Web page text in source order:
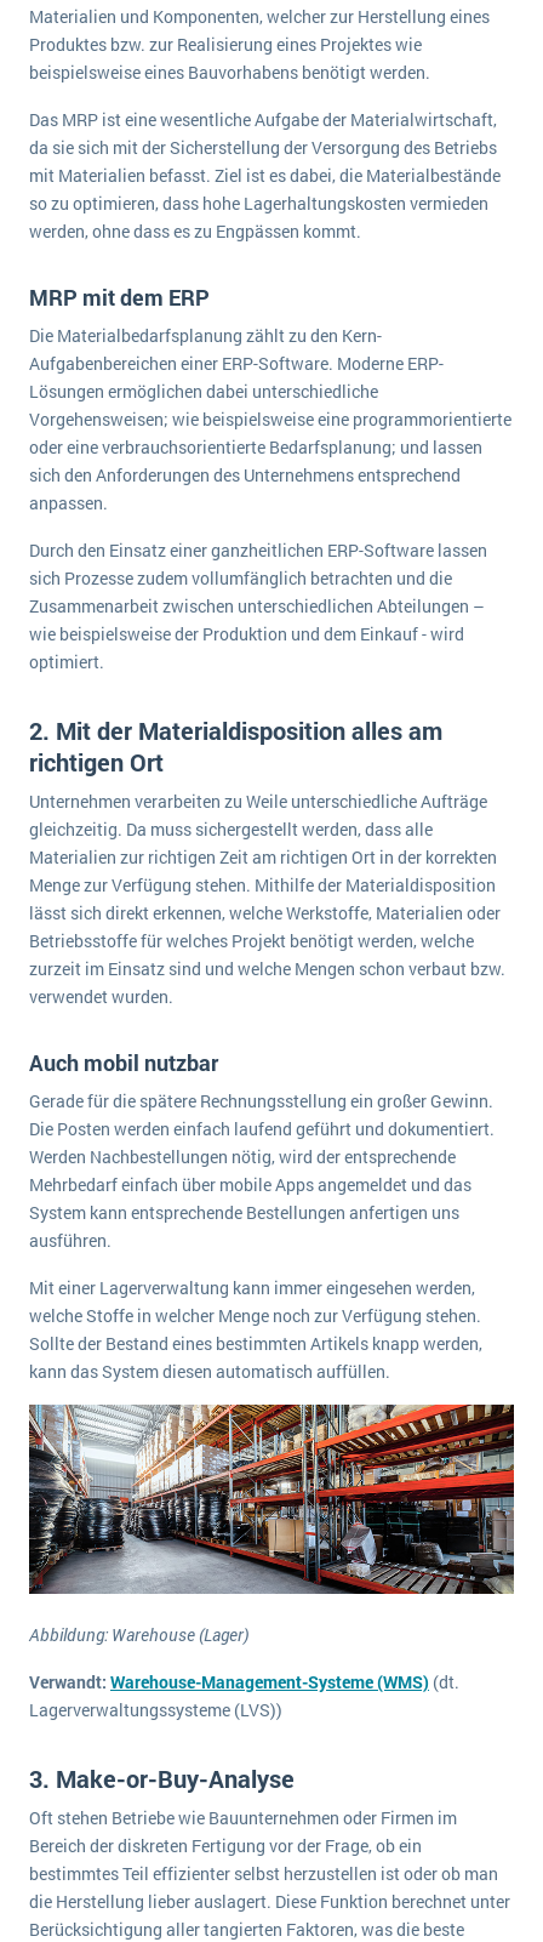
Materialien und Komponenten, welcher zur Herstellung eines
Produktes bzw. zur Realisierung eines Projektes wie
beispielsweise eines Bauvorhabens benötigt werden.
Das MRP ist eine wesentliche Aufgabe der Materialwirtschaft,
da sie sich mit der Sicherstellung der Versorgung des Betriebs
mit Materialien befasst. Ziel ist es dabei, die Materialbestände
so zu optimieren, dass hohe Lagerhaltungskosten vermieden
werden, ohne dass es zu Engpässen kommt.
MRP mit dem ERP
Die Materialbedarfsplanung zählt zu den Kern-
Aufgabenbereichen einer ERP-Software. Moderne ERP-
Lösungen ermöglichen dabei unterschiedliche
Vorgehensweisen; wie beispielsweise eine programmorientierte
oder eine verbrauchsorientierte Bedarfsplanung; und lassen
sich den Anforderungen des Unternehmens entsprechend
anpassen.
Durch den Einsatz einer ganzheitlichen ERP-Software lassen
sich Prozesse zudem vollumfänglich betrachten und die
Zusammenarbeit zwischen unterschiedlichen Abteilungen –
wie beispielsweise der Produktion und dem Einkauf - wird
optimiert.
2. Mit der Materialdisposition alles am
richtigen Ort
Unternehmen verarbeiten zu Weile unterschiedliche Aufträge
gleichzeitig. Da muss sichergestellt werden, dass alle
Materialien zur richtigen Zeit am richtigen Ort in der korrekten
Menge zur Verfügung stehen. Mithilfe der Materialdisposition
lässt sich direkt erkennen, welche Werkstoffe, Materialien oder
Betriebsstoffe für welches Projekt benötigt werden, welche
zurzeit im Einsatz sind und welche Mengen schon verbaut bzw.
verwendet wurden.
Auch mobil nutzbar
Gerade für die spätere Rechnungsstellung ein großer Gewinn.
Die Posten werden einfach laufend geführt und dokumentiert.
Werden Nachbestellungen nötig, wird der entsprechende
Mehrbedarf einfach über mobile Apps angemeldet und das
System kann entsprechende Bestellungen anfertigen uns
ausführen.
Mit einer Lagerverwaltung kann immer eingesehen werden,
welche Stoffe in welcher Menge noch zur Verfügung stehen.
Sollte der Bestand eines bestimmten Artikels knapp werden,
kann das System diesen automatisch auffüllen.
Abbildung: Warehouse (Lager)
Verwandt: Warehouse-Management-Systeme (WMS) (dt.
Lagerverwaltungssysteme (LVS))
3. Make-or-Buy-Analyse
Oft stehen Betriebe wie Bauunternehmen oder Firmen im
Bereich der diskreten Fertigung vor der Frage, ob ein
bestimmtes Teil effizienter selbst herzustellen ist oder ob man
die Herstellung lieber auslagert. Diese Funktion berechnet unter
Berücksichtigung aller tangierten Faktoren, was die beste